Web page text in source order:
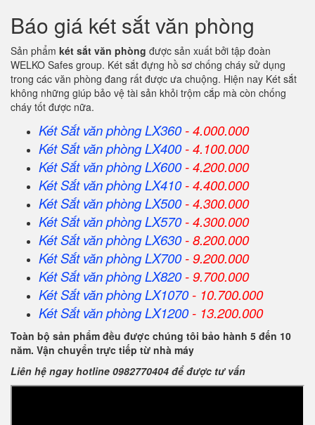
Báo giá két sắt văn phòng
Sản phẩm két sắt văn phòng được sản xuất bởi tập đoàn
WELKO Safes group. Két sắt đựng hồ sơ chống cháy sử dụng
trong các văn phòng đang rất được ưa chuộng. Hiện nay Két sắt
không những giúp bảo vệ tài sản khỏi trộm cắp mà còn chống
cháy tốt được nữa.
Két Sắt văn phòng LX360- 4.000.000
Két Sắtvăn phòngLX400- 4.100.000
Két Sắtvăn phòngLX600- 4.200.000
Két Sắtvăn phòngLX410- 4.400.000
Két Sắtvăn phòngLX500- 4.300.000
Két Sắtvăn phòngLX570- 4.300.000
Két Sắtvăn phòngLX630- 8.200.000
Két Sắtvăn phòngLX700- 9.200.000
Két Sắtvăn phòngLX820- 9.700.000
Két Sắtvăn phòngLX1070- 10.700.000
Két Sắtvăn phòngLX1200- 13.200.000
Toàn bộ sản phẩm đều được chúng tôi bảo hành 5 đến 10
năm. Vận chuyển trực tiếp từ nhà máy
Liên hệ ngay hotline 0982770404 để được tư vấn